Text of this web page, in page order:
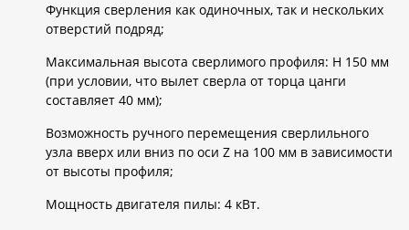
Функция сверления как одиночных, так и нескольких
отверстий подряд;
Максимальная высота сверлимого профиля: H 150 мм
(при условии, что вылет сверла от торца цанги
составляет 40 мм);
Возможность ручного перемещения сверлильного
узла вверх или вниз по оси Z на 100 мм в зависимости
от высоты профиля;
Мощность двигателя пилы: 4 кВт.